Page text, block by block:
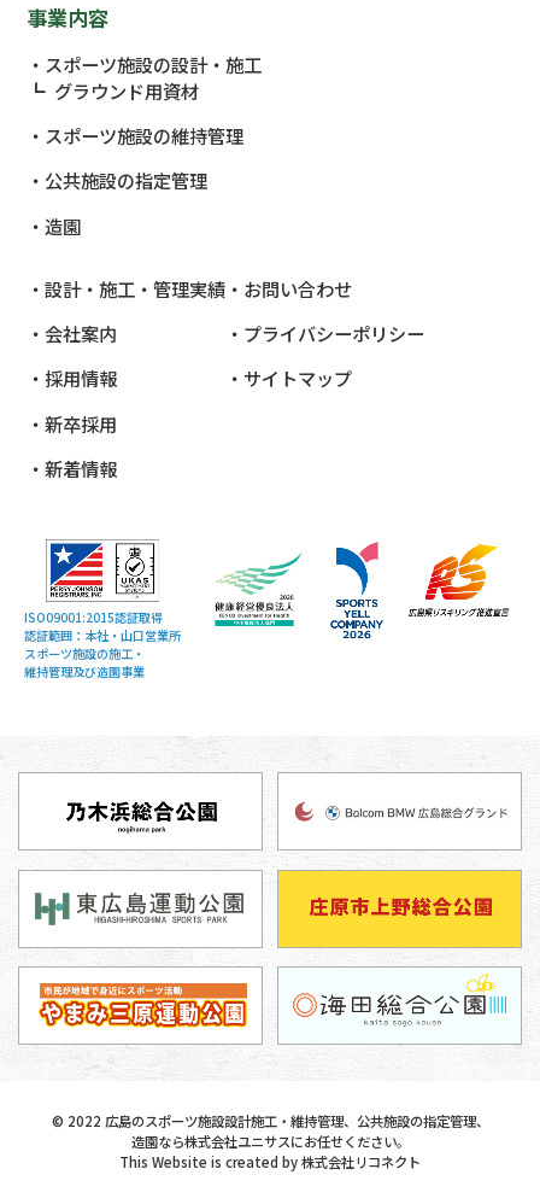
事業内容
スポーツ施設の設計・施工
グラウンド用資材
スポーツ施設の維持管理
公共施設の指定管理
造園
設計・施工・管理実績
会社案内
採用情報
新卒採用
新着情報
お問い合わせ
プライバシーポリシー
サイトマップ
ISO09001:2015認証取得
認証範囲：本社・山口営業所
スポーツ施設の施工・
維持管理及び造園事業
© 2022 広島のスポーツ施設設計施工・維持管理、公共施設の指定管理、
造園なら株式会社ユニサスにお任せください。
This Website is created by株式会社リコネクト